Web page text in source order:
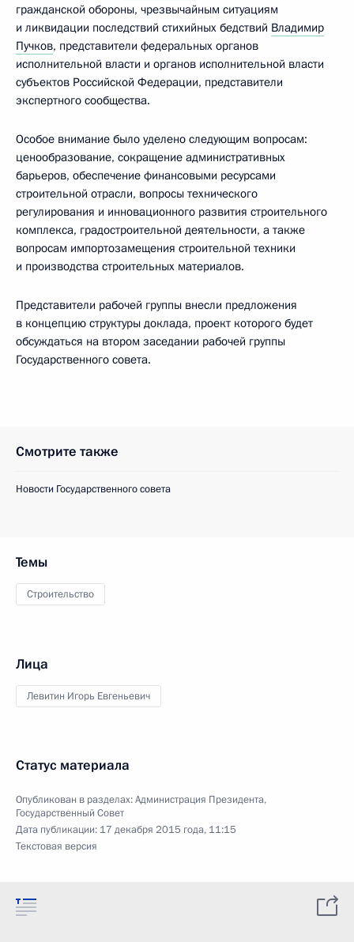
гражданской обороны, чрезвычайным ситуациям
и ликвидации последствий стихийных бедствий Владимир
Пучков, представители федеральных органов
исполнительной власти и органов исполнительной власти
субъектов Российской Федерации, представители
экспертного сообщества.
Особое внимание было уделено следующим вопросам:
ценообразование, сокращение административных
барьеров, обеспечение финансовыми ресурсами
строительной отрасли, вопросы технического
регулирования и инновационного развития строительного
комплекса, градостроительной деятельности, а также
вопросам импортозамещения строительной техники
и производства строительных материалов.
Представители рабочей группы внесли предложения
в концепцию структуры доклада, проект которого будет
обсуждаться на втором заседании рабочей группы
Государственного совета.
Смотрите также
Новости Государственного совета
Темы
Строительство
Лица
Левитин Игорь Евгеньевич
Статус материала
Опубликован в разделах:Администрация Президента,
Государственный Совет
Дата публикации: 17 декабря 2015 года, 11:15
Текстовая версия